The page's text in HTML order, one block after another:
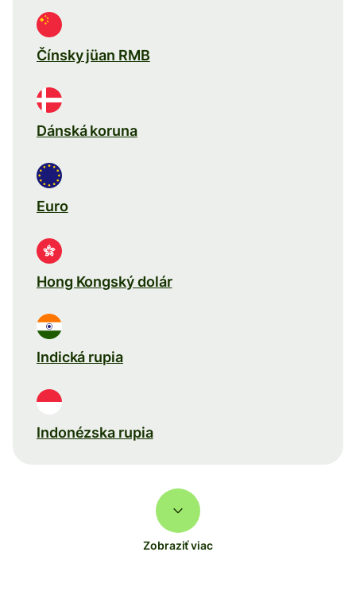
Čínsky jüan RMB
Dánská koruna
Euro
Hong Kongský dolár
Indická rupia
Indonézska rupia
Zobraziť viac